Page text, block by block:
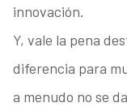
innovación.
Y, vale la pena
diferencia para
a menudo no se